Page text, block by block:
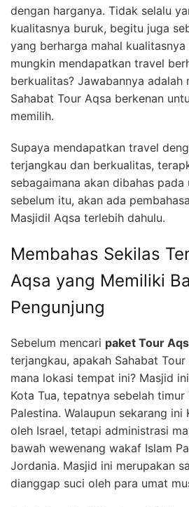
dengan harganya. Tidak selalu
kualitasnya buruk, begitu juga
yang berharga mahal
mungkin mendapatkan travel
berkualitas? Jawabannya adalah
Sahabat Tour Aqsa berkenan
memilih.
Supaya mendapatkan travel
terjangkau dan berkualitas,
sebagaimana akan dibahas
sebelum itu, akan ada
Masjidil Aqsa terlebih dahulu.
Membahas Sekilas
Aqsa yang Memiliki
Pengunjung
Sebelum mencari paket Tour
terjangkau, apakah Sahabat
mana lokasi tempat ini? Masjid
Kota Tua, tepatnya sebelah timur
Palestina. Walaupun sekarang ini
oleh Israel, tetapi administrasi
bawah wewenang wakaf Islam
Jordania. Masjid ini merupakan
dianggap suci oleh para umat